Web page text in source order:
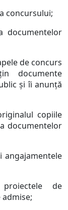
concursului;
documentelor
de concurs
documente
şi îi anunţă
copiile
documentelor
angajamentele
de